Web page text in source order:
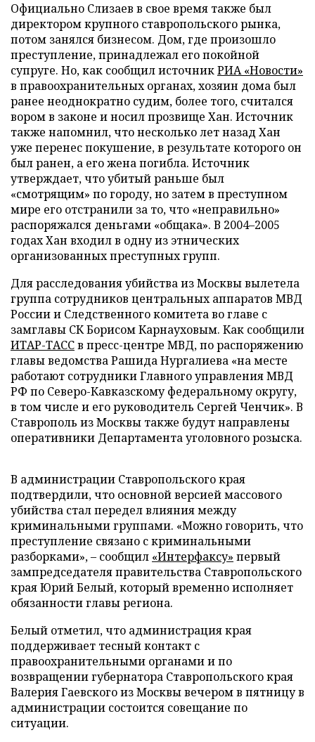
Официально Слизаев в свое время также был
директором крупного ставропольского рынка,
потом занялся бизнесом. Дом, где произошло
преступление, принадлежал его покойной
супруге. Но, как сообщил источникРИА «Новости»
в правоохранительных органах, хозяин дома был
ранее неоднократно судим, более того, считался
вором в законе и носил прозвище Хан. Источник
также напомнил, что несколько лет назад Хан
уже перенес покушение, в результате которого он
был ранен, а его жена погибла. Источник
утверждает, что убитый раньше был
«смотрящим» по городу, но затем в преступном
мире его отстранили за то, что «неправильно»
распоряжался деньгами «общака». В 2004–2005
годах Хан входил в одну из этнических
организованных преступных групп.
Для расследования убийства из Москвы вылетела
группа сотрудников центральных аппаратов МВД
России и Следственного комитета во главе с
замглавы СК Борисом Карнауховым. Как сообщили
ИТАР-ТАССв пресс-центре МВД, по распоряжению
главы ведомства Рашида Нургалиева «на месте
работают сотрудники Главного управления МВД
РФ по Северо-Кавказскому федеральному округу,
в том числе и его руководитель Сергей Ченчик». В
Ставрополь из Москвы также будут направлены
оперативники Департамента уголовного розыска.
В администрации Ставропольского края
подтвердили, что основной версией массового
убийства стал передел влияния между
криминальными группами. «Можно говорить, что
преступление связано с криминальными
разборками»,– сообщил «Интерфаксу» первый
зампредседателя правительства Ставропольского
края Юрий Белый, который временно исполняет
обязанности главы региона.
Белый отметил, что администрация края
поддерживает тесный контакт с
правоохранительными органами и по
возвращении губернатора Ставропольского края
Валерия Гаевского из Москвы вечером в пятницу в
администрации состоится совещание по
ситуации.